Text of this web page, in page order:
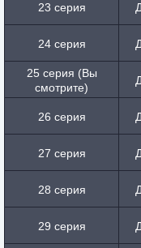
23 серия
24 серия
25 серия (Вы
смотрите)
26 серия
27 серия
28 серия
29 серия